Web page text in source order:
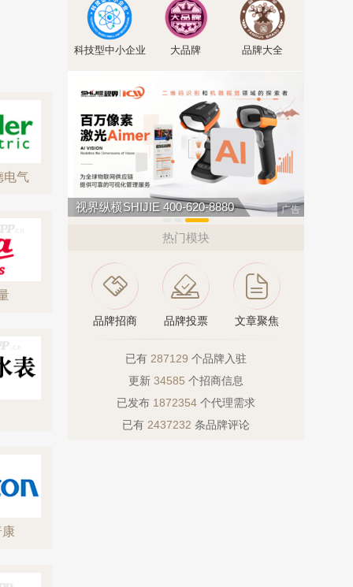
电气
科技型中小企业 大品牌 品牌大全
轻松表计 400-677-1919 广告
热门模块
品牌招商 品牌投票 文章聚焦
已有 287129 个品牌入驻
更新 34585 个招商信息
已发布 1872354 个代理需求
已有 2437232 条品牌评论